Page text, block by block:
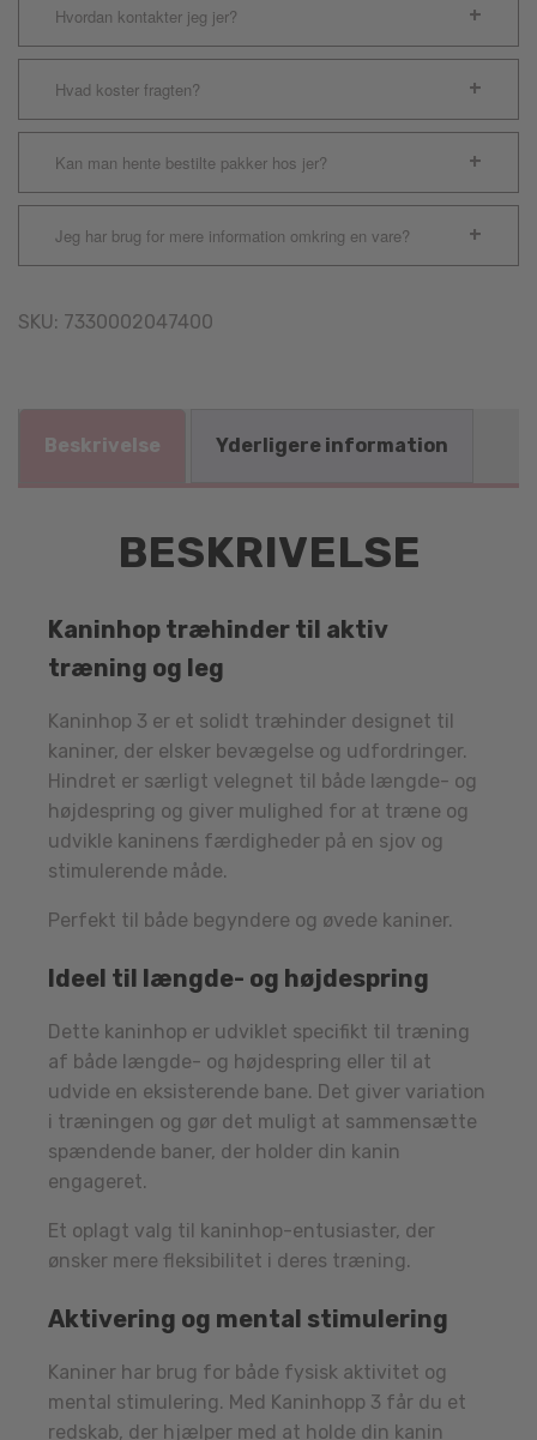
Hvordan kontakter jeg jer?
Hvad koster fragten?
Kan man hente bestilte pakker hos jer?
Jeg har brug for mere information omkring en vare?
SKU: 7330002047400
Beskrivelse Yderligere information
BESKRIVELSE
Kaninhop træhinder til aktiv
træning og leg
Kaninhop 3 er et solidt træhinder designet til
kaniner, der elsker bevægelse og udfordringer.
Hindret er særligt velegnet til både længde- og
højdespring og giver mulighed for at træne og
udvikle kaninens færdigheder på en sjov og
stimulerende måde.
Perfekt til både begyndere og øvede kaniner.
Ideel til længde- og højdespring
Dette kaninhop er udviklet specifikt til træning
af både længde- og højdespring eller til at
udvide en eksisterende bane. Det giver variation
i træningen og gør det muligt at sammensætte
spændende baner, der holder din kanin
engageret.
Et oplagt valg til kaninhop-entusiaster, der
ønsker mere fleksibilitet i deres træning.
Aktivering og mental stimulering
Kaniner har brug for både fysisk aktivitet og
mental stimulering. Med Kaninhopp 3 får du et
redskab, der hjælper med at holde din kanin